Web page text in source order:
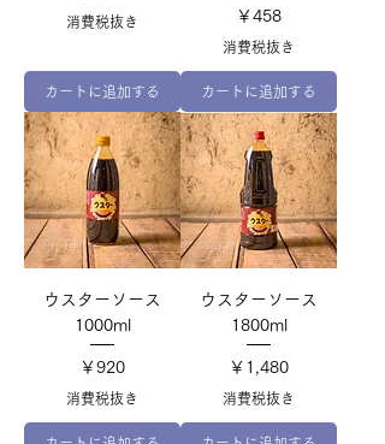
消費税抜き
カートに追加する
価格
￥458
消費税抜き
カートに追加する
ウスターソース
1000ml
価格
￥920
消費税抜き
ウスターソース
1800ml
価格
￥1,480
消費税抜き